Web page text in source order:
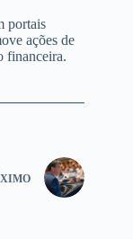
portais
ações de
financeira.